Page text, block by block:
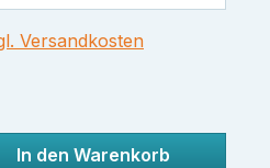
Versandkosten
In den Warenkorb